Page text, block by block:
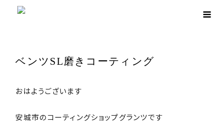
ベンツSL磨きコーティング
おはようございます
安城市のコーティングショップグランツです